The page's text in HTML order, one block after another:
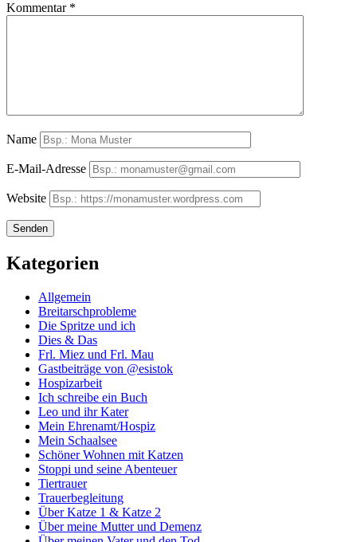
Kommentar *
Name
E-Mail-Adresse
Website
Kategorien
Allgemein
Breitarschprobleme
Die Spritze und ich
Dies & Das
Frl. Miez und Frl. Mau
Gastbeiträge von @esistok
Hospizarbeit
Ich schreibe ein Buch
Leo und ihr Kater
Mein Ehrenamt/Hospiz
Mein Schaalsee
Schöner Wohnen mit Katzen
Stoppi und seine Abenteuer
Tiertrauer
Trauerbegleitung
Über Katze 1 & Katze 2
Über meine Mutter und Demenz